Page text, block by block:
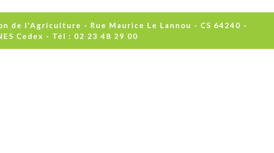
de l'Agriculture - Rue Maurice Le Lannou - CS 64240 -
Cedex - Tél : 02 23 48 29 00